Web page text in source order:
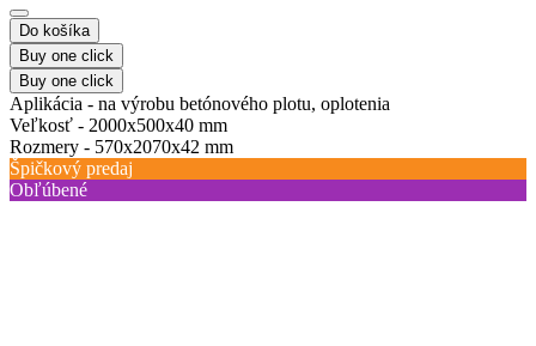
Do košíka
Buy one click
Buy one click
Aplikácia - na výrobu betónového plotu, oplotenia
Veľkosť - 2000х500х40 mm
Rozmery - 570х2070х42 mm
Špičkový predaj
Obľúbené